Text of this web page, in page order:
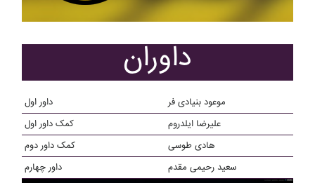
داوران
داور اول
موعود بنیادی فر
کمک داور اول
علیرضا ایلدروم
کمک داور دوم
هادی طوسی
داور چهارم
سعید رحیمی مقدم